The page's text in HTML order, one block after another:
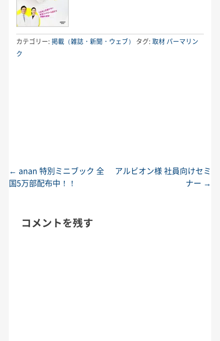
カテゴリー: 掲載（雑誌・新聞・ウェブ） タグ: 取材 パーマリン
ク
投稿ナビゲーション
← anan 特別ミニブック 全
国5万部配布中！！
アルビオン様 社員向けセミ
ナー →
コメントを残す